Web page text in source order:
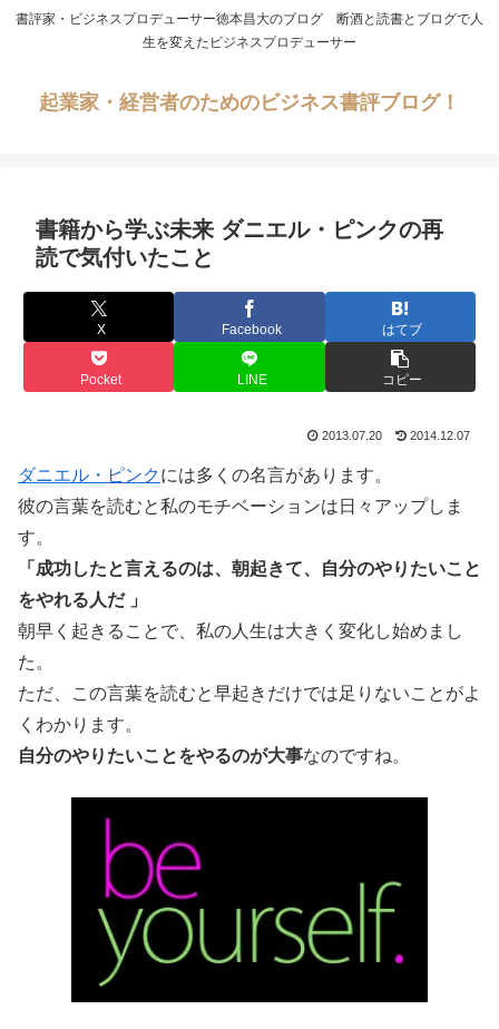
書評家・ビジネスプロデューサー徳本昌大のブログ 断酒と読書とブログで人
生を変えたビジネスプロデューサー
起業家・経営者のためのビジネス書評ブログ！
書籍から学ぶ未来 ダニエル・ピンクの再
読で気付いたこと
X Facebook はてブ
Pocket LINE コピー
2013.07.20 2014.12.07
ダニエル・ピンクには多くの名言があります。
彼の言葉を読むと私のモチベーションは日々アップしま
す。
「成功したと言えるのは、朝起きて、自分のやりたいこと
をやれる人だ 」
朝早く起きることで、私の人生は大きく変化し始めまし
た。
ただ、この言葉を読むと早起きだけでは足りないことがよ
くわかります。
自分のやりたいことをやるのが大事なのですね。